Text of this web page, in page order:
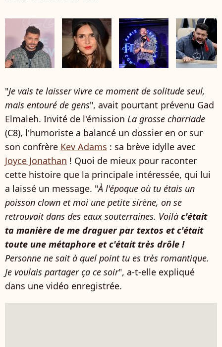
"Je vais te laisser vivre ce moment de solitude seul,
mais entouré de gens", avait pourtant prévenu Gad
Elmaleh. Invité de l'émission La grosse charriade
(C8), l'humoriste a balancé un dossier en or sur
son confrère Kev Adams : sa brève idylle avec
Joyce Jonathan ! Quoi de mieux pour raconter
cette histoire que la principale intéressée, qui lui
a laissé un message. "À l'époque où tu étais un
poisson clown et moi une petite sirène, on se
retrouvait dans des eaux souterraines. Voilà c'était
ta manière de me draguer par textos et c'était
toute une métaphore et c'était très drôle !
Personne ne sait à quel point tu es très romantique.
Je voulais partager ça ce soir", a-t-elle expliqué
dans une vidéo enregistrée.